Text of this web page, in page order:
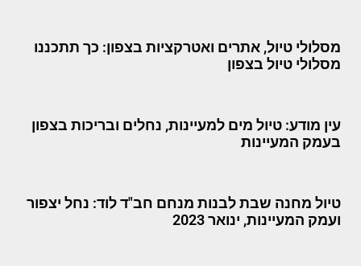
מסלולי טיול, אתרים ואטרקציות בצפון: כך תתכננו
מסלולי טיול בצפון
עין מודע: טיול מים למעיינות, נחלים ובריכות בצפון
בעמק המעיינות
טיול מחנה שבת לבנות מנחם חב"ד לוד: נחל יצפור
ועמק המעיינות, ינואר 2023